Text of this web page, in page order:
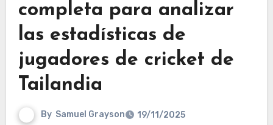
completa para analizar
las estadísticas de
jugadores de cricket de
Tailandia
By Samuel Grayson 19/11/2025